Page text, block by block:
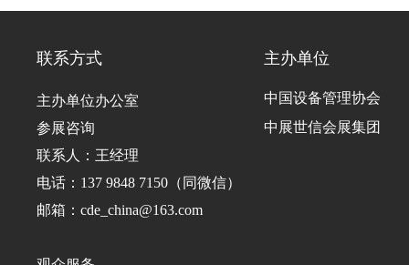
联系方式
主办单位办公室
参展咨询
联系人：王经理
电话：137 9848 7150（同微信）
邮箱：cde_china@163.com
主办单位
中国设备管理协会
中展世信会展集团